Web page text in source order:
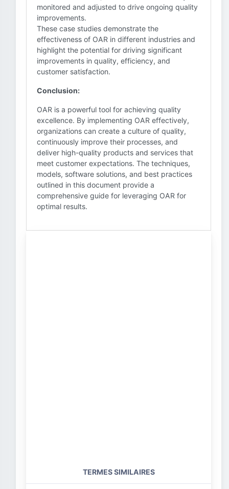
monitored and adjusted to drive ongoing quality
improvements.
These case studies demonstrate the
effectiveness of OAR in different industries and
highlight the potential for driving significant
improvements in quality, efficiency, and
customer satisfaction.
Conclusion:
OAR is a powerful tool for achieving quality
excellence. By implementing OAR effectively,
organizations can create a culture of quality,
continuously improve their processes, and
deliver high-quality products and services that
meet customer expectations. The techniques,
models, software solutions, and best practices
outlined in this document provide a
comprehensive guide for leveraging OAR for
optimal results.
TERMES SIMILAIRES